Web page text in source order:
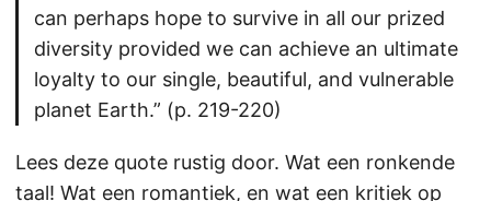
can perhaps hope to survive in all our prized
diversity provided we can achieve an ultimate
loyalty to our single, beautiful, and vulnerable
planet Earth.” (p. 219-220)
Lees deze quote rustig door. Wat een ronkende
taal! Wat een romantiek, en wat een kritiek op